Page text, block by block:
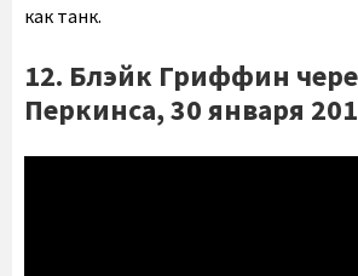
как танк.
12. Блэйк Гриффин
Перкинса, 30 января